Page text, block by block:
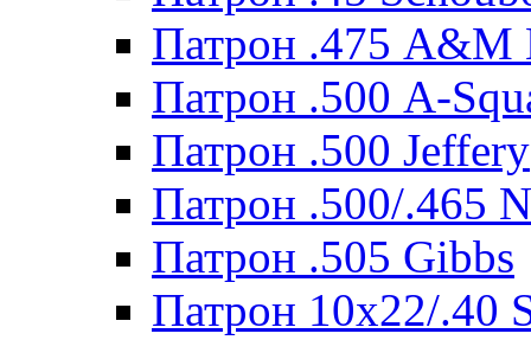
Патрон .475 A&M
Патрон .500 A-
Патрон .500 Jeffery
Патрон .500/.465
Патрон .505 Gibbs
Патрон 10x22/.40